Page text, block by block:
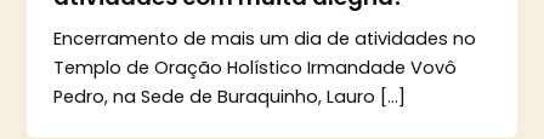
Encerramento de mais um dia de atividades no
Templo de Oração Holístico Irmandade Vovô
Pedro, na Sede de Buraquinho, Lauro […]